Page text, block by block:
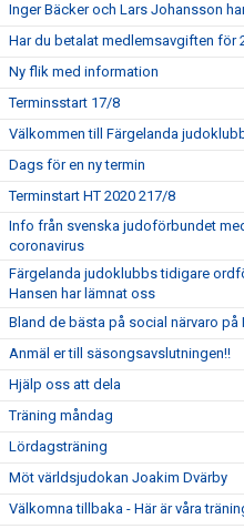
Inger Bäcker och Lars Johansson
Har du betalat medlemsavgiften för
Ny flik med information
Terminsstart 17/8
Välkommen till Färgelanda
Dags för en ny termin
Terminstart HT 2020 217/8
Info från svenska judoförbundet
coronavirus
Färgelanda judoklubbs tidigare
Hansen har lämnat oss
Bland de bästa på social närvaro på
Anmäl er till säsongsavslutningen!!
Hjälp oss att dela
Träning måndag
Lördagsträning
Möt världsjudokan Joakim Dvärby
Välkomna tillbaka - Här är våra